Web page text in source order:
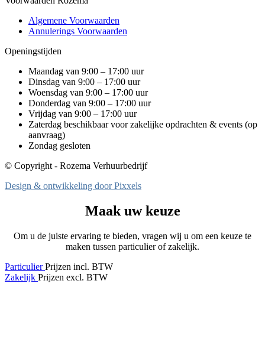
Algemene Voorwaarden
Annulerings Voorwaarden
Openingstijden
Maandag van 9:00 – 17:00 uur
Dinsdag van 9:00 – 17:00 uur
Woensdag van 9:00 – 17:00 uur
Donderdag van 9:00 – 17:00 uur
Vrijdag van 9:00 – 17:00 uur
Zaterdag beschikbaar voor zakelijke opdrachten & events (op
aanvraag)
Zondag gesloten
© Copyright - Rozema Verhuurbedrijf
Design & ontwikkeling door Pixxels
Maak uw keuze
Om u de juiste ervaring te bieden, vragen wij u om een keuze te
maken tussen particulier of zakelijk.
ParticulierPrijzen incl. BTW
Zakelijk Prijzen excl. BTW